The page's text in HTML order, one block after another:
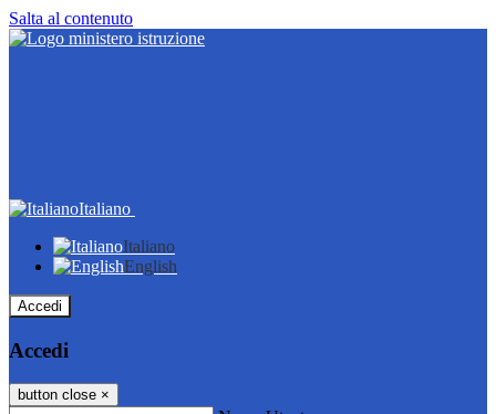
Salta al contenuto
Italiano
Italiano
English
Accedi
Accedi
button close ×